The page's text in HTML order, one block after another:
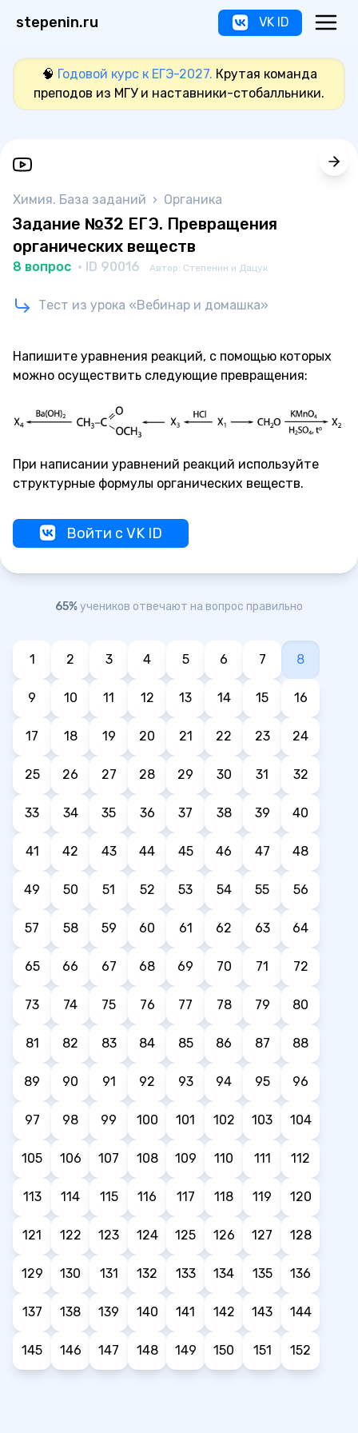
stepenin.ru VK ID
🧠 Годовой курс к ЕГЭ-2027. Крутая команда
преподов из МГУ и наставники-стобалльники.
Химия. База заданий › Органика
Задание №32 ЕГЭ. Превращения
органических веществ
8 вопрос · ID 90016 Автор: Степенин и Дацук
Тест из урока «Вебинар и домашка»
Напишите уравнения реакций, с помощью которых
можно осуществить следующие превращения:
При написании уравнений реакций используйте
структурные формулы органических веществ.
Войти с VK ID
65%учеников отвечают на вопрос правильно
1 2 3 4 5 6 7 8
9 10 11 12 13 14 15 16
17 18 19 20 21 22 23 24
25 26 27 28 29 30 31 32
33 34 35 36 37 38 39 40
41 42 43 44 45 46 47 48
49 50 51 52 53 54 55 56
57 58 59 60 61 62 63 64
65 66 67 68 69 70 71 72
73 74 75 76 77 78 79 80
81 82 83 84 85 86 87 88
89 90 91 92 93 94 95 96
97 98 99 100 101 102 103 104
105 106 107 108 109 110 111 112
113 114 115 116 117 118 119 120
121 122 123 124 125 126 127 128
129 130 131 132 133 134 135 136
137 138 139 140 141 142 143 144
145 146 147 148 149 150 151 152